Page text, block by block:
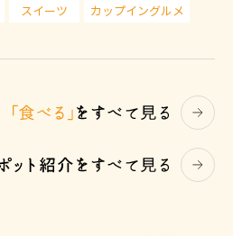
スイーツ カップイングルメ